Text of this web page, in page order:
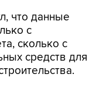
что данные
с
сколько с
средств для